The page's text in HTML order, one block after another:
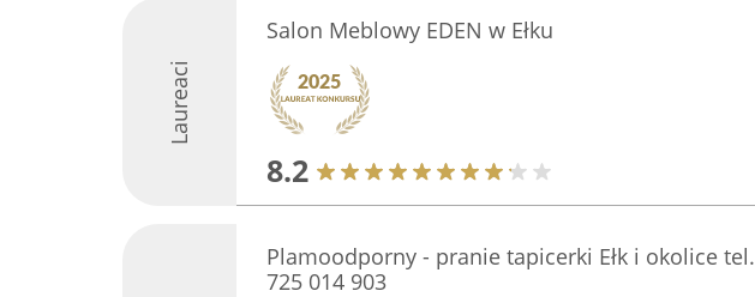
Laureaci
Salon Meblowy EDEN w Ełku
8.2
Plamoodporny - pranie tapicerki Ełk i okolice tel.
725 014 903